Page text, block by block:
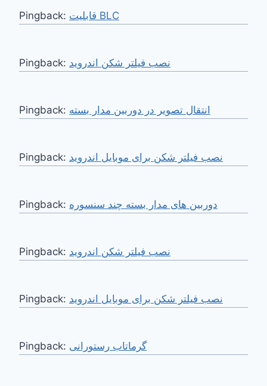
Pingback: قابلیت BLC
Pingback: نصب فیلتر شکن اندروید
Pingback: انتقال تصویر در دوربین مدار بسته
Pingback: نصب فیلتر شکن برای موبایل اندروید
Pingback: دوربین های مدار بسته چند سنسوره
Pingback: نصب فیلتر شکن اندروید
Pingback: نصب فیلتر شکن برای موبایل اندروید
Pingback: گرماتاب رستورانی